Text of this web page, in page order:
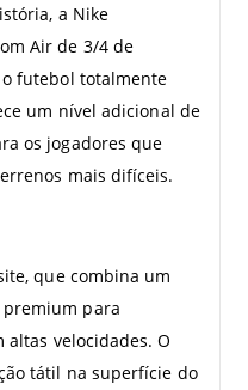
a Nike
Air de 3/4 de
futebol totalmente
um nível adicional de
os jogadores que
mais difíceis.
que combina um
para
velocidades. O
tátil na superfície do